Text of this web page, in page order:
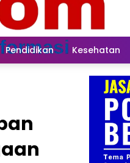
Pendidikan Kesehatan